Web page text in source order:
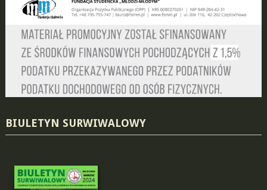
BIULETYN SURWIWALOWY